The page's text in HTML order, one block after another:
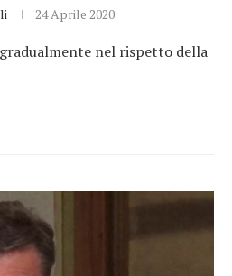
24 Aprile 2020
nel rispetto della